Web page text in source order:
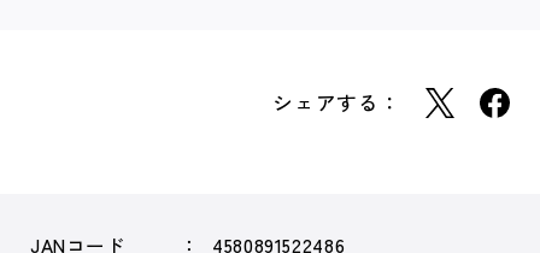
シェアする：
JANコード
4580891522486